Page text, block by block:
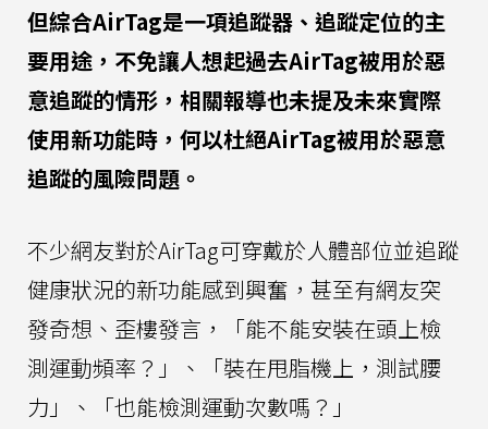
但綜合AirTag是一項追蹤器、追蹤定位的主
要用途，不免讓人想起過去AirTag被用於惡
意追蹤的情形，相關報導也未提及未來實際
使用新功能時，何以杜絕AirTag被用於惡意
追蹤的風險問題。
不少網友對於AirTag可穿戴於人體部位並追蹤
健康狀況的新功能感到興奮，甚至有網友突
發奇想、歪樓發言，「能不能安裝在頭上檢
測運動頻率？」、「裝在甩脂機上，測試腰
力」、「也能檢測運動次數嗎？」